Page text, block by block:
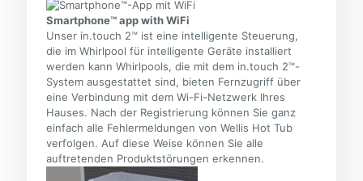
Smartphone™ app with WiFi
Unser in.touch 2™ ist eine intelligente Steuerung,
die im Whirlpool für intelligente Geräte installiert
werden kann Whirlpools, die mit dem in.touch 2™-
System ausgestattet sind, bieten Fernzugriff über
eine Verbindung mit dem Wi-Fi-Netzwerk Ihres
Hauses. Nach der Registrierung können Sie ganz
einfach alle Fehlermeldungen von Wellis Hot Tub
verfolgen. Auf diese Weise können Sie alle
auftretenden Produktstörungen erkennen.